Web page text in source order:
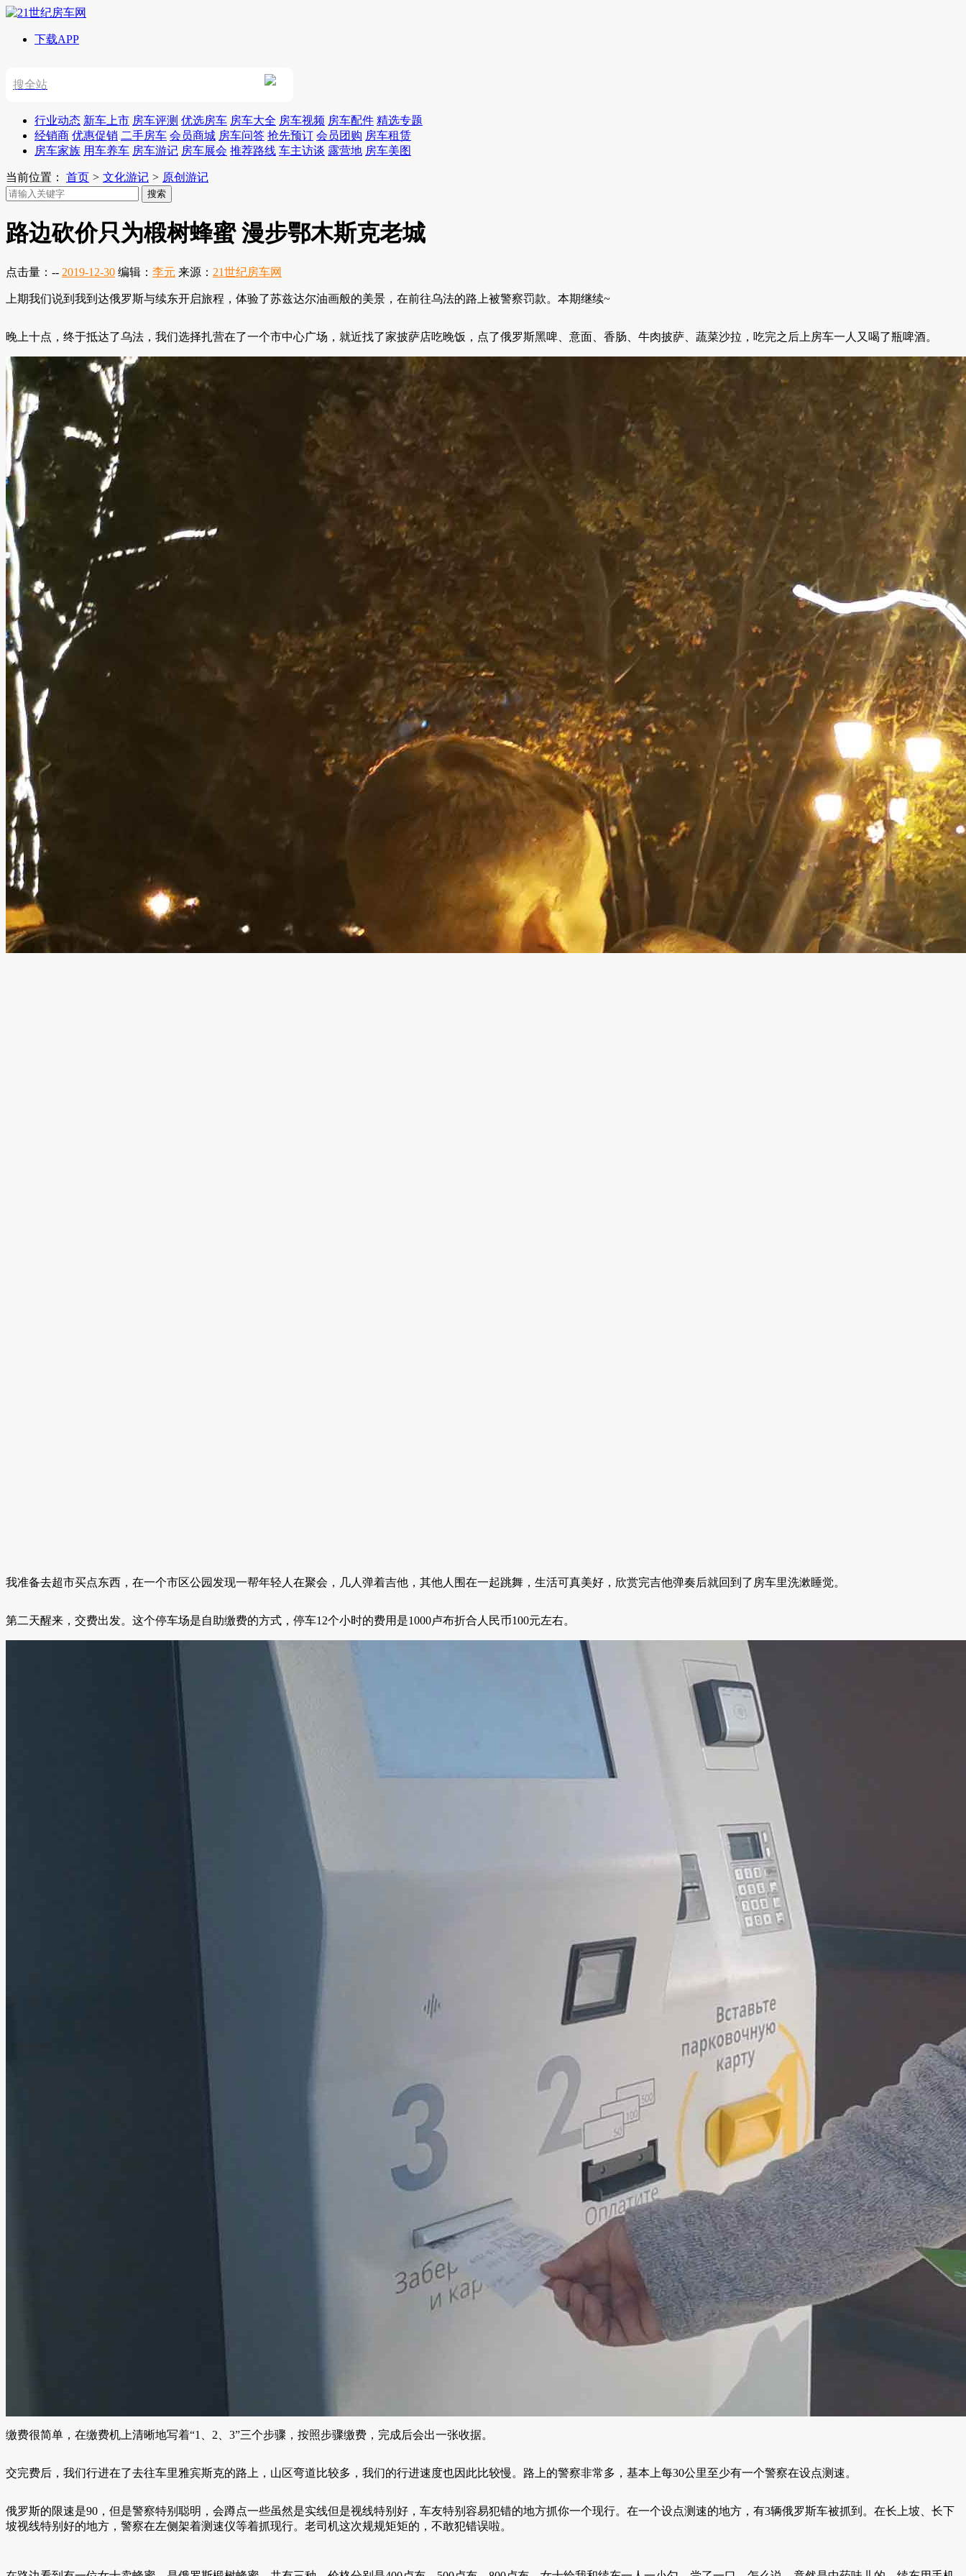
下载APP
搜全站
行业动态 新车上市 房车评测 优选房车 房车大全 房车视频 房车配件 精选专题
经销商 优惠促销 二手房车 会员商城 房车问答 抢先预订 会员团购 房车租赁
房车家族 用车养车 房车游记 房车展会 推荐路线 车主访谈 露营地 房车美图
当前位置： 首页 > 文化游记 > 原创游记
路边砍价只为椴树蜂蜜 漫步鄂木斯克老城
点击量： -- 2019-12-30 编辑： 李元 来源： 21世纪房车网
上期我们说到我到达俄罗斯与续东开启旅程，体验了苏兹达尔油画般的美景，在前往乌法的路上被警察罚款。本期继续~
晚上十点，终于抵达了乌法，我们选择扎营在了一个市中心广场，就近找了家披萨店吃晚饭，点了俄罗斯黑啤、意面、香肠、牛肉披萨、蔬菜沙拉，吃完之后上房车一人又喝了瓶啤酒。
我准备去超市买点东西，在一个市区公园发现一帮年轻人在聚会，几人弹着吉他，其他人围在一起跳舞，生活可真美好，欣赏完吉他弹奏后就回到了房车里洗漱睡觉。
第二天醒来，交费出发。这个停车场是自助缴费的方式，停车12个小时的费用是1000卢布折合人民币100元左右。
缴费很简单，在缴费机上清晰地写着“1、2、3”三个步骤，按照步骤缴费，完成后会出一张收据。
交完费后，我们行进在了去往车里雅宾斯克的路上，山区弯道比较多，我们的行进速度也因此比较慢。路上的警察非常多，基本上每30公里至少有一个警察在设点测速。
俄罗斯的限速是90，但是警察特别聪明，会蹲点一些虽然是实线但是视线特别好，车友特别容易犯错的地方抓你一个现行。在一个设点测速的地方，有3辆俄罗斯车被抓到。在长上坡、长下
坡视线特别好的地方，警察在左侧架着测速仪等着抓现行。老司机这次规规矩矩的，不敢犯错误啦。